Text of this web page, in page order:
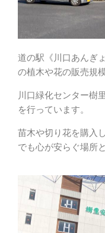
道の駅《川口あんぎ
の植木や花の販売規
川口緑化センター樹
を行っています。
苗木や切り花を購入
でも心が安らぐ場所